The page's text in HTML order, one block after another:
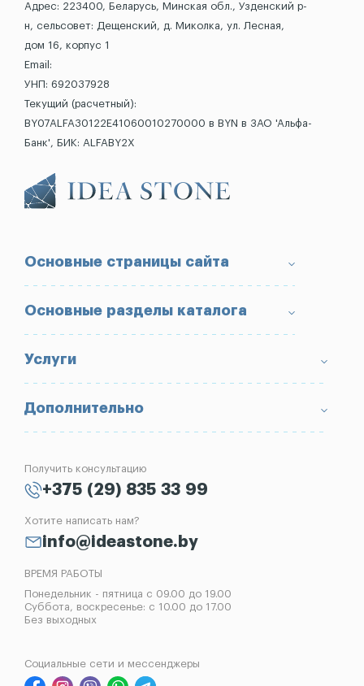
Адрес: 223400, Беларусь, Минская обл., Узденский р-
н, сельсовет: Дещенский, д. Миколка, ул. Лесная,
дом 16, корпус 1
Email:
УНП: 692037928
Текущий (расчетный):
BY07ALFA30122E41060010270000 в BYN в ЗАО 'Альфа-
Банк', БИК: ALFABY2X
Основные страницы сайта
О компании
Доставка и оплата
Условия возврата товара
Портфолио
Вопрос-Ответ
Блог
Контакты
Основные разделы каталога
Памятники
Ограды
Надгробные плиты
Вазы
Услуги
Благоустройство могил
Изготовление памятников
Рассрочка на памятник
Реставрация памятников
Демонтаж памятников
Дополнительно
Получить консультацию
+375 (29) 835 33 99
Хотите написать нам?
info@ideastone.by
ВРЕМЯ РАБОТЫ
Понедельник - пятница с 09.00 до 19.00
Суббота, воскресенье: с 10.00 до 17.00
Без выходных
Социальные сети и мессенджеры